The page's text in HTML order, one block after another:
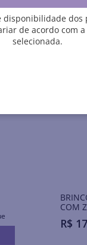
COM
R$
disponibilidade dos
de acordo com
selecionada.